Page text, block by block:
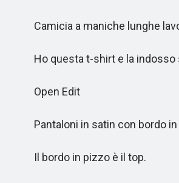
Camicia a maniche lunghe
Ho questa t-shirt e la indosso
Open Edit
Pantaloni in satin con bordo
Il bordo in pizzo è il top.